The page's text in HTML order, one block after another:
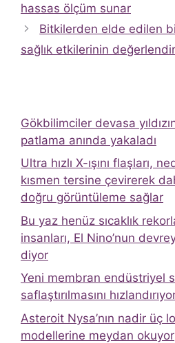
hassas ölçüm sunar
Bitkilerden elde edilen
sağlık etkilerinin
Gökbilimciler devasa
patlama anında yakaladı
Ultra hızlı X-ışını flaşları,
kısmen tersine çevirerek
doğru görüntüleme sağlar
Bu yaz henüz sıcaklık
insanları, El Nino’nun
diyor
Yeni membran endüstriyel
saflaştırılmasını
Asteroit Nysa’nın nadir üç
modellerine meydan okuyor